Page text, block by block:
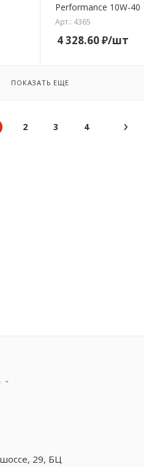
Performance 10W-40
Арт.: 4365
4 328.60₽/шт
ПОКАЗАТЬ ЕЩЕ
2 3 4
29, БЦ